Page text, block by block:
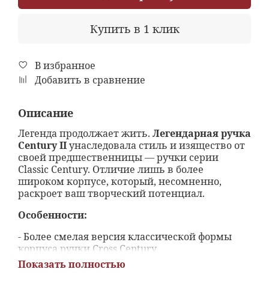
Купить в 1 клик
В избранное
Добавить в сравнение
Описание
Легенда продолжает жить. Легендарная ручка
Century IIунаследовала стиль и изящество от
своей предшественницы — ручки серии
Classic Century. Отличие лишь в более
широком корпусе, который, несомненно,
раскроет ваш творческий потенциал.
Особенности:
- Более смелая версия классической формы
корпуса ручки Cross Century
- Точно сбалансированная и утяжеленная для
Показать полностью